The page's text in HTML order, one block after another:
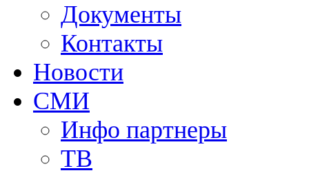
Документы
Контакты
Новости
СМИ
Инфо партнеры
ТВ